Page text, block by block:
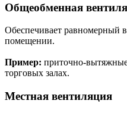
Общеобменная
Обеспечивает равномерный
помещении.
Пример: приточно-
торговых залах.
Местная вентиляция